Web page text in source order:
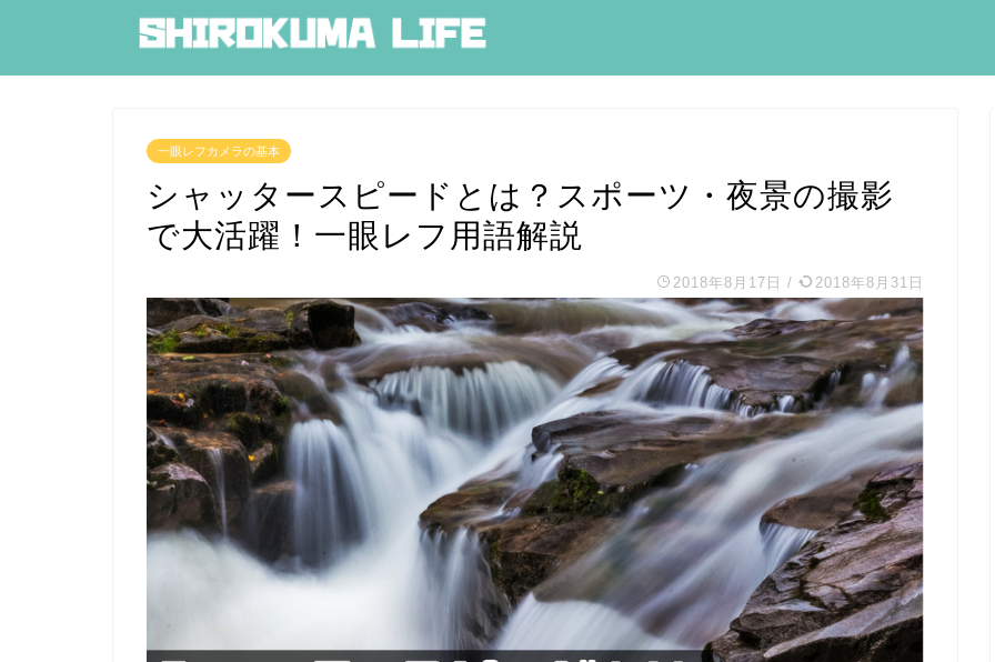
一眼レフカメラの基本
シャッタースピードとは？スポーツ・夜景の撮影
で大活躍！一眼レフ用語解説
2018年8月17日 / 2018年8月31日